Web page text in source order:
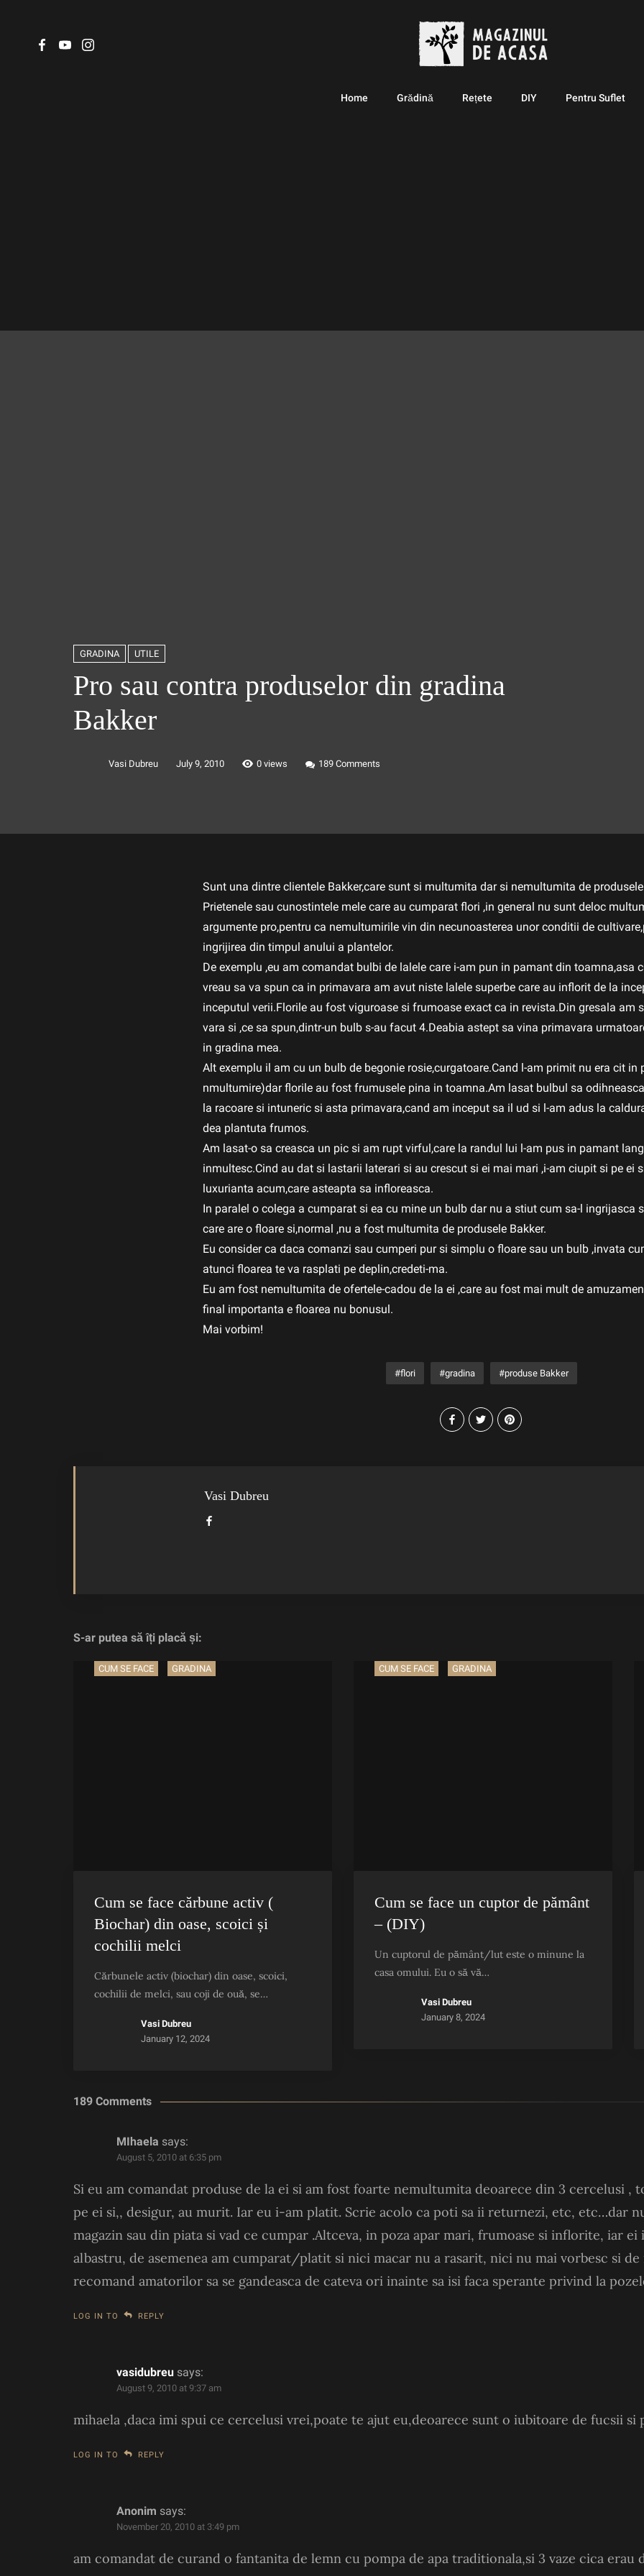
Home Grădină Rețete DIY Pentru Suflet
GRADINA UTILE
Pro sau contra produselor din gradina
Bakker
Vasi Dubreu July 9, 2010 0 views 189 Comments
Sunt una dintre clientele Bakker,care sunt si multumita dar si nemultumita de produsele
Prietenele sau cunostintele mele care au cumparat flori ,in general nu sunt deloc
argumente pro,pentru ca nemultumirile vin din necunoasterea unor conditii de
ingrijirea din timpul anului a plantelor.
De exemplu ,eu am comandat bulbi de lalele care i-am pun in pamant din toamna,asa
vreau sa va spun ca in primavara am avut niste lalele superbe care au inflorit de la
inceputul verii.Florile au fost viguroase si frumoase exact ca in revista.Din gresala am
vara si ,ce sa spun,dintr-un bulb s-au facut 4.Deabia astept sa vina primavara
in gradina mea.
Alt exemplu il am cu un bulb de begonie rosie,curgatoare.Cand l-am primit nu era cit in
nmultumire)dar florile au fost frumusele pina in toamna.Am lasat bulbul sa
la racoare si intuneric si asta primavara,cand am inceput sa il ud si l-am adus la
dea plantuta frumos.
Am lasat-o sa creasca un pic si am rupt virful,care la randul lui l-am pus in pamant
inmultesc.Cind au dat si lastarii laterari si au crescut si ei mai mari ,i-am ciupit si pe ei
luxurianta acum,care asteapta sa infloreasca.
In paralel o colega a cumparat si ea cu mine un bulb dar nu a stiut cum sa-l ingrijasca
care are o floare si,normal ,nu a fost multumita de produsele Bakker.
Eu consider ca daca comanzi sau cumperi pur si simplu o floare sau un bulb ,invata
atunci floarea te va rasplati pe deplin,credeti-ma.
Eu am fost nemultumita de ofertele-cadou de la ei ,care au fost mai mult de
final importanta e floarea nu bonusul.
Mai vorbim!
flori gradina produse Bakker
Vasi Dubreu
S-ar putea să îți placă și:
CUM SE FACE GRADINA
Cum se face cărbune activ (
Biochar) din oase, scoici și
cochilii melci
Cărbunele activ (biochar) din oase, scoici,
cochilii de melci, sau coji de ouă, se…
Vasi Dubreu
January 12, 2024
CUM SE FACE GRADINA
Cum se face un cuptor de pământ
– (DIY)
Un cuptorul de pământ/lut este o minune la
casa omului. Eu o să vă…
Vasi Dubreu
January 8, 2024
189 Comments
MIhaela says:
August 5, 2010 at 6:35 pm
Si eu am comandat produse de la ei si am fost foarte nemultumita deoarece din 3 cercelusi ,
pe ei si,, desigur, au murit. Iar eu i-am platit. Scrie acolo ca poti sa ii returnezi, etc, etc…dar
magazin sau din piata si vad ce cumpar .Altceva, in poza apar mari, frumoase si inflorite, iar
albastru, de asemenea am cumparat/platit si nici macar nu a rasarit, nici nu mai vorbesc si
recomand amatorilor sa se gandeasca de cateva ori inainte sa isi faca sperante privind la
LOG IN TO REPLY
vasidubreu says:
August 9, 2010 at 9:37 am
mihaela ,daca imi spui ce cercelusi vrei,poate te ajut eu,deoarece sunt o iubitoare de fucsii si
LOG IN TO REPLY
Anonim says:
November 20, 2010 at 3:49 pm
am comandat de curand o fantanita de lemn cu pompa de apa traditionala,si 3 vaze cica erau